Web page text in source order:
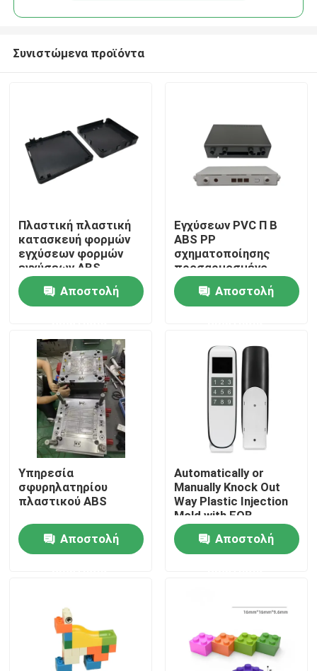
Σπίτι
Προϊόντα
Σχετικά με εμάς
Επισκέψεις στο εργοστάσιο
Έλεγχος ποιότητας
Επικοινωνήστε μαζί μας
Ειδήσεις
Αυτόματη φόρμα εγχύσεων
Μέρη οικιακών συσκευών Σφουγγάρι ένεσης
Συνιστώμενα προϊόντα
Πλαστική πλαστική
κατασκευή φορμών
εγχύσεων φορμών
εγχύσεων ABS
εγχύσεων φορμών
προϊόντων διπλός-
χρώματος ακρίβειας
Αποστολή
Εγχύσεων PVC Π Β
ABS PP
σχηματοποίησης
προσαρμοσμένο
πλαστικά
εξαρτήματα
κοχυλιών POM
Αποστολή
Υπηρεσία
σφυρηλατηρίου
πλαστικού ABS
Αποστολή
Automatically or
Manually Knock Out
Way Plastic Injection
Mold with FOB
Incoterm and
DME/Hasco Standard
Αποστολή